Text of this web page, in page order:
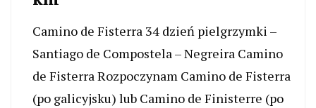
Camino de Fisterra 34 dzień pielgrzymki –
Santiago de Compostela – Negreira Camino
de Fisterra Rozpoczynam Camino de Fisterra
(po galicyjsku) lub Camino de Finisterre (po